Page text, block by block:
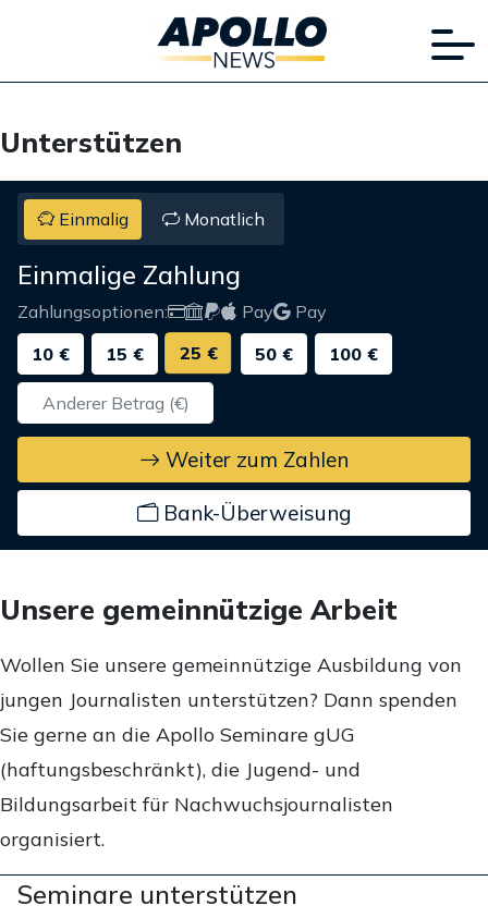
Unterstützen
Einmalig Monatlich
Einmalige Zahlung
Zahlungsoptionen: Pay
Pay
10 €
15 € 25 € 50 € 100 €
Weiter zum Zahlen
Bank-Überweisung
Unsere gemeinnützige Arbeit
Wollen Sie unsere gemeinnützige Ausbildung von
jungen Journalisten unterstützen? Dann spenden
Sie gerne an die Apollo Seminare gUG
(haftungsbeschränkt), die Jugend- und
Bildungsarbeit für Nachwuchsjournalisten
organisiert.
Seminare unterstützen